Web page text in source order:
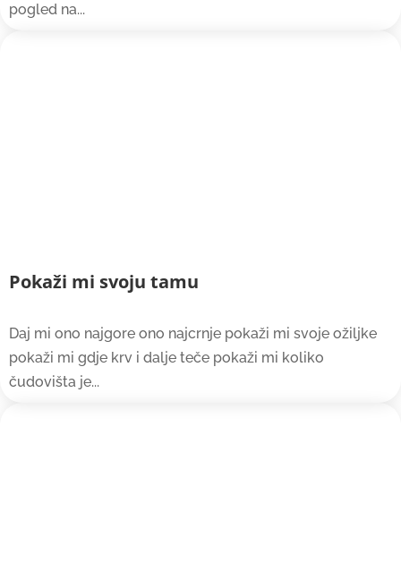
pogled na...
Pokaži mi svoju tamu
Daj mi ono najgore ono najcrnje pokaži mi svoje ožiljke
pokaži mi gdje krv i dalje teče pokaži mi koliko
čudovišta je...